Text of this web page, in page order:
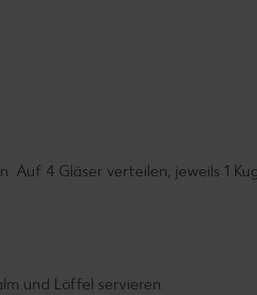
Auf 4 Gläser verteilen, jeweils 1
und Löffel servieren.